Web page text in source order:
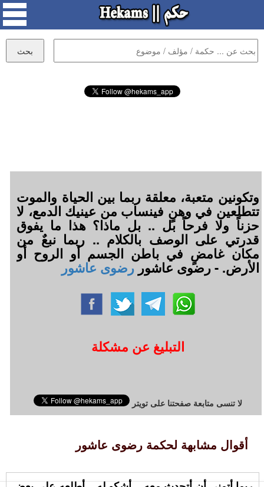
وتكونين متعبة، معلقة ربما بين الحياة والموت
تتطلعين في وهنٍ فينساب من عينيك الدمع، لا
حزناً ولا فرحاً بل .. بل ماذا؟ هذا ما يفوق
قدرتي على الوصف بالكلام .. ربما نبعٌ من
مكان غامضٍ في باطن الجسم أو الروح أو
الأرض. - رضوى عاشوررضوى عاشور
التبليغ عن مشكلة
لا تنسى متابعة صفحتنا على تويتر
أقوال مشابهة لحكمة رضوى عاشور